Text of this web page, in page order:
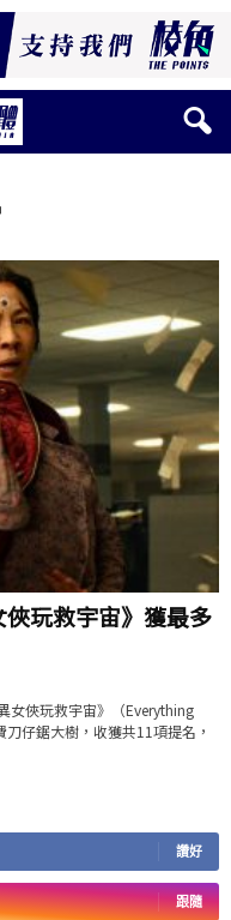
玩救宇宙》獲最多
女俠玩救宇宙》（Everything
仔鋸大樹，收獲共11項提名，
讚好
跟隨